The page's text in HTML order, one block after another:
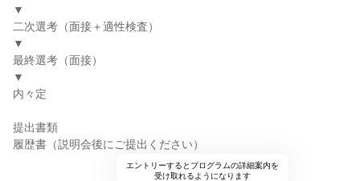
▼
二次選考（面接＋適性検査）
▼
最終選考（面接）
▼
内々定
提出書類
履歴書（説明会後にご提出ください）
エントリーするとプログラムの詳細案内を
受け取れるようになります